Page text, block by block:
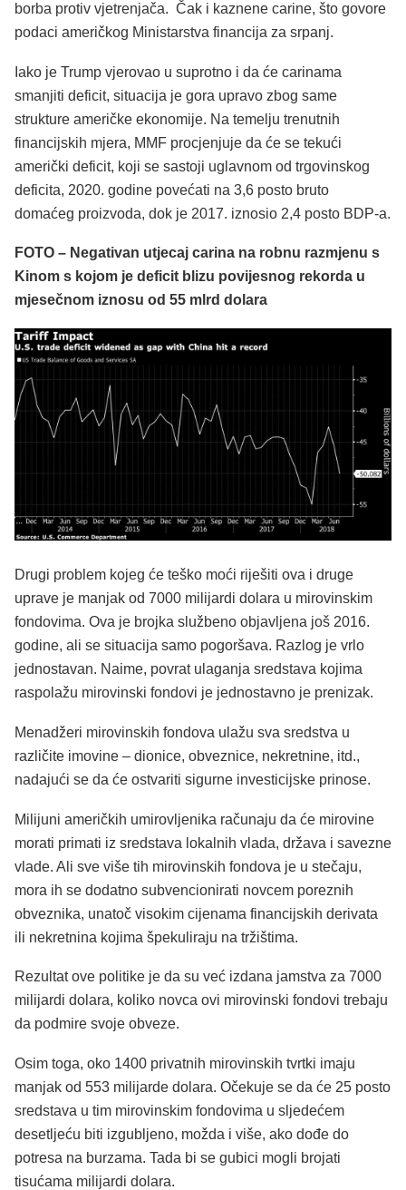
borba protiv vjetrenjača. Čak i kaznene carine, što govore
podaci američkog Ministarstva financija za srpanj.
Iako je Trump vjerovao u suprotno i da će carinama
smanjiti deficit, situacija je gora upravo zbog same
strukture američke ekonomije. Na temelju trenutnih
financijskih mjera, MMF procjenjuje da će se tekući
američki deficit, koji se sastoji uglavnom od trgovinskog
deficita, 2020. godine povećati na 3,6 posto bruto
domaćeg proizvoda, dok je 2017. iznosio 2,4 posto BDP-a.
FOTO – Negativan utjecaj carina na robnu razmjenu s
Kinom s kojom je deficit blizu povijesnog rekorda u
mjesečnom iznosu od 55 mlrd dolara
Drugi problem kojeg će teško moći riješiti ova i druge
uprave je manjak od 7000 milijardi dolara u mirovinskim
fondovima. Ova je brojka službeno objavljena još 2016.
godine, ali se situacija samo pogoršava. Razlog je vrlo
jednostavan. Naime, povrat ulaganja sredstava kojima
raspolažu mirovinski fondovi je jednostavno je prenizak.
Menadžeri mirovinskih fondova ulažu sva sredstva u
različite imovine – dionice, obveznice, nekretnine, itd.,
nadajući se da će ostvariti sigurne investicijske prinose.
Milijuni američkih umirovljenika računaju da će mirovine
morati primati iz sredstava lokalnih vlada, država i savezne
vlade. Ali sve više tih mirovinskih fondova je u stečaju,
mora ih se dodatno subvencionirati novcem poreznih
obveznika, unatoč visokim cijenama financijskih derivata
ili nekretnina kojima špekuliraju na tržištima.
Rezultat ove politike je da su već izdana jamstva za 7000
milijardi dolara, koliko novca ovi mirovinski fondovi trebaju
da podmire svoje obveze.
Osim toga, oko 1400 privatnih mirovinskih tvrtki imaju
manjak od 553 milijarde dolara. Očekuje se da će 25 posto
sredstava u tim mirovinskim fondovima u sljedećem
desetljeću biti izgubljeno, možda i više, ako dođe do
potresa na burzama. Tada bi se gubici mogli brojati
tisućama milijardi dolara.